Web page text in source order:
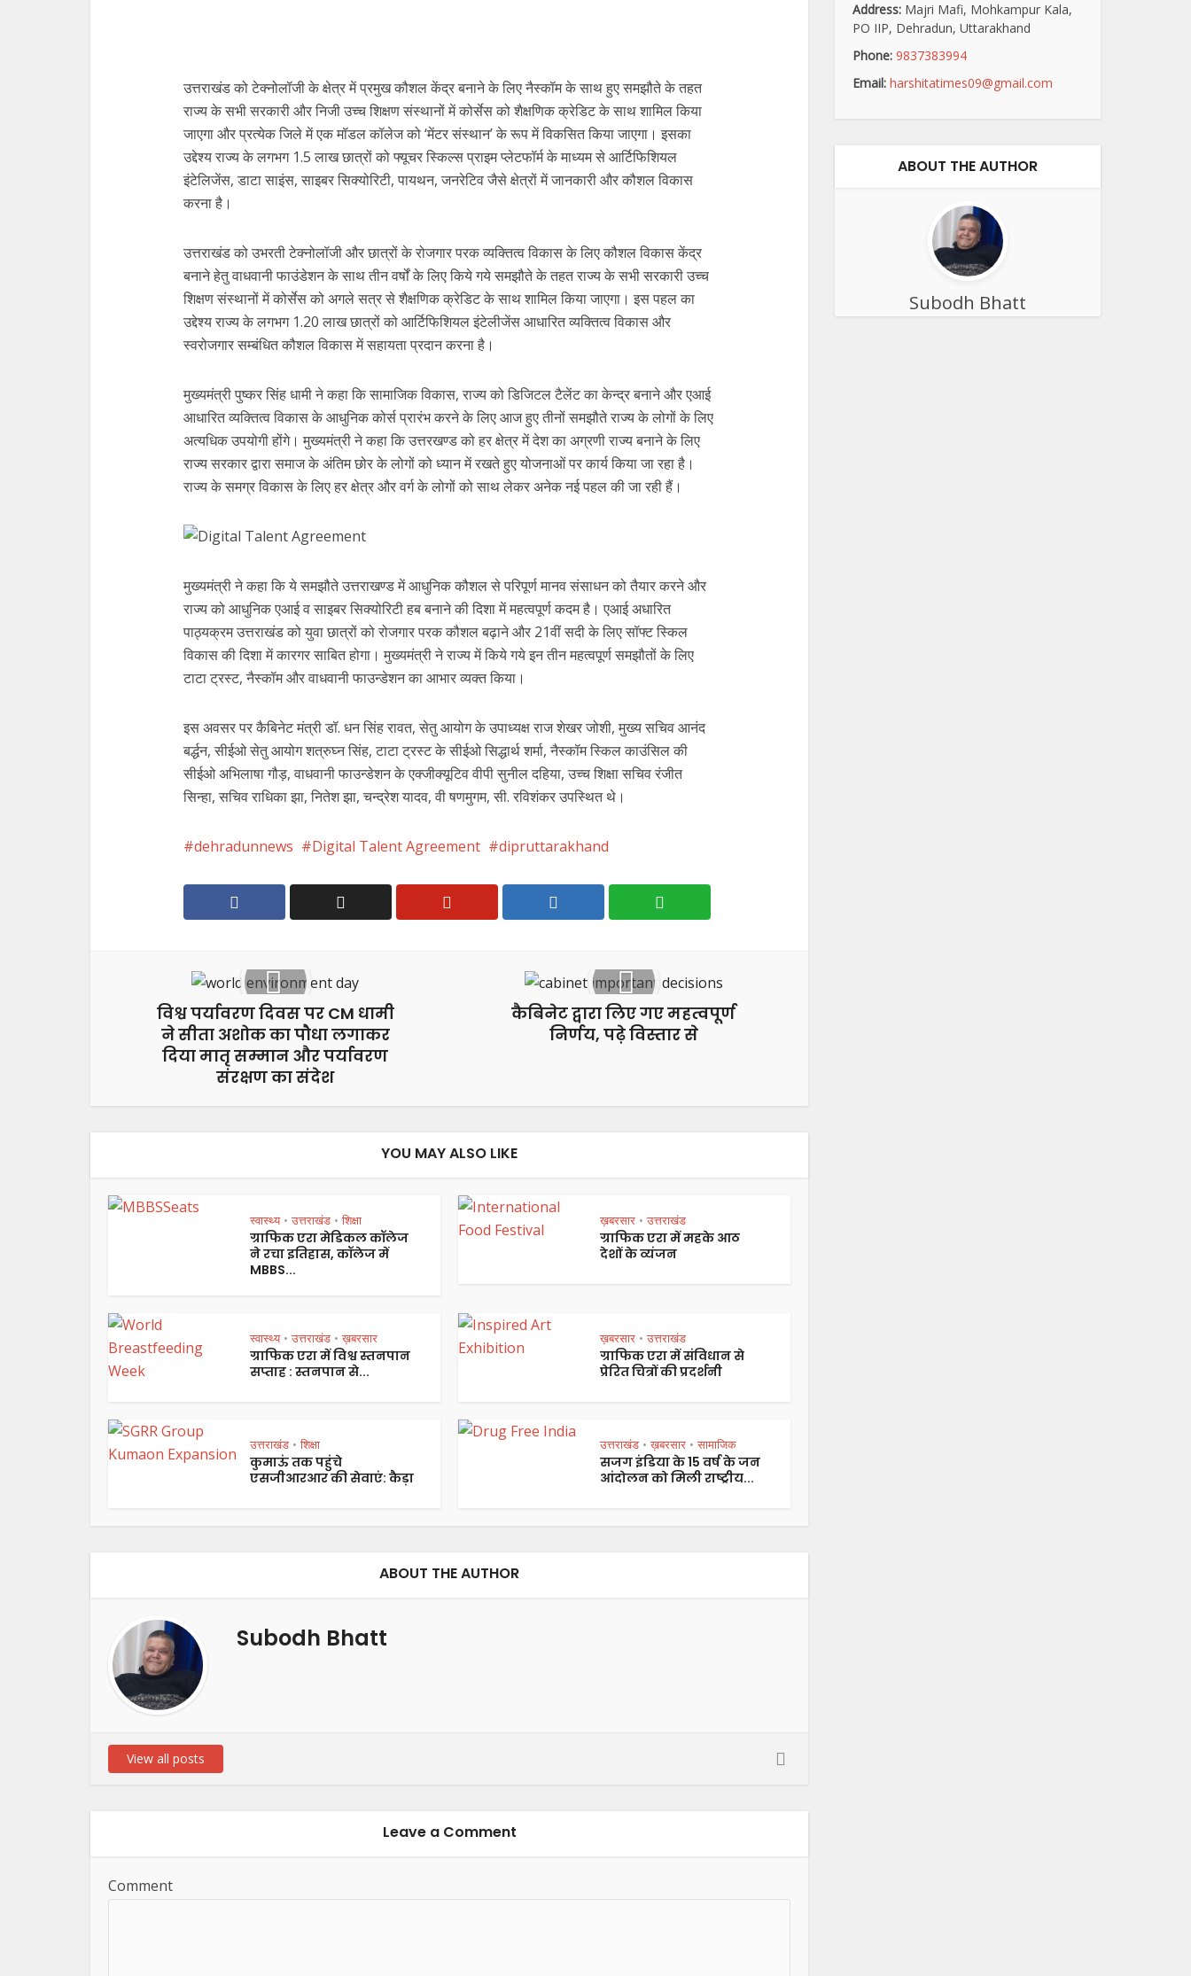
उत्तराखंड को टेक्नोलॉजी के क्षेत्र में प्रमुख कौशल केंद्र बनाने के लिए नैस्कॉम के साथ हुए समझौते के तहत
राज्य के सभी सरकारी और निजी उच्च शिक्षण संस्थानों में कोर्सेस को शैक्षणिक क्रेडिट के साथ शामिल किया
जाएगा और प्रत्येक जिले में एक मॉडल कॉलेज को ‘मेंटर संस्थान’ के रूप में विकसित किया जाएगा। इसका
उद्देश्य राज्य के लगभग 1.5 लाख छात्रों को फ्यूचर स्किल्स प्राइम प्लेटफॉर्म के माध्यम से आर्टिफिशियल
इंटेलिजेंस, डाटा साइंस, साइबर सिक्योरिटी, पायथन, जनरेटिव जैसे क्षेत्रों में जानकारी और कौशल विकास
करना है।
उत्तराखंड को उभरती टेक्नोलॉजी और छात्रों के रोजगार परक व्यक्तित्व विकास के लिए कौशल विकास केंद्र
बनाने हेतु वाधवानी फाउंडेशन के साथ तीन वर्षों के लिए किये गये समझौते के तहत राज्य के सभी सरकारी उच्च
शिक्षण संस्थानों में कोर्सेस को अगले सत्र से शैक्षणिक क्रेडिट के साथ शामिल किया जाएगा। इस पहल का
उद्देश्य राज्य के लगभग 1.20 लाख छात्रों को आर्टिफिशियल इंटेलीजेंस आधारित व्यक्तित्व विकास और
स्वरोजगार सम्बंधित कौशल विकास में सहायता प्रदान करना है।
मुख्यमंत्री पुष्कर सिंह धामी ने कहा कि सामाजिक विकास, राज्य को डिजिटल टैलेंट का केन्द्र बनाने और एआई
आधारित व्यक्तित्व विकास के आधुनिक कोर्स प्रारंभ करने के लिए आज हुए तीनों समझौते राज्य के लोगों के लिए
अत्यधिक उपयोगी होंगे। मुख्यमंत्री ने कहा कि उत्तरखण्ड को हर क्षेत्र में देश का अग्रणी राज्य बनाने के लिए
राज्य सरकार द्वारा समाज के अंतिम छोर के लोगों को ध्यान में रखते हुए योजनाओं पर कार्य किया जा रहा है।
राज्य के समग्र विकास के लिए हर क्षेत्र और वर्ग के लोगों को साथ लेकर अनेक नई पहल की जा रही हैं।
मुख्यमंत्री ने कहा कि ये समझौते उत्तराखण्ड में आधुनिक कौशल से परिपूर्ण मानव संसाधन को तैयार करने और
राज्य को आधुनिक एआई व साइबर सिक्योरिटी हब बनाने की दिशा में महत्वपूर्ण कदम है। एआई अधारित
पाठ्यक्रम उत्तराखंड को युवा छात्रों को रोजगार परक कौशल बढ़ाने और 21वीं सदी के लिए सॉफ्ट स्किल
विकास की दिशा में कारगर साबित होगा। मुख्यमंत्री ने राज्य में किये गये इन तीन महत्वपूर्ण समझौतों के लिए
टाटा ट्रस्ट, नैस्कॉम और वाधवानी फाउन्डेशन का आभार व्यक्त किया।
इस अवसर पर कैबिनेट मंत्री डॉ. धन सिंह रावत, सेतु आयोग के उपाध्यक्ष राज शेखर जोशी, मुख्य सचिव आनंद
बर्द्धन, सीईओ सेतु आयोग शत्रुघ्न सिंह, टाटा ट्रस्ट के सीईओ सिद्धार्थ शर्मा, नैस्कॉम स्किल काउंसिल की
सीईओ अभिलाषा गौड़, वाधवानी फाउन्डेशन के एक्जीक्यूटिव वीपी सुनील दहिया, उच्च शिक्षा सचिव रंजीत
सिन्हा, सचिव राधिका झा, नितेश झा, चन्द्रेश यादव, वी षणमुगम, सी. रविशंकर उपस्थित थे।
dehradunnews Digital Talent Agreement dipruttarakhand
विश्व पर्यावरण दिवस पर CM धामी
ने सीता अशोक का पौधा लगाकर
दिया मातृ सम्मान और पर्यावरण
संरक्षण का संदेश
कैबिनेट द्वारा लिए गए महत्वपूर्ण
निर्णय, पढ़े विस्तार से
YOU MAY ALSO LIKE
स्वास्थ्य • उत्तराखंड • शिक्षा
ग्राफिक एरा मेडिकल कॉलेज
ने रचा इतिहास, कॉलेज में
MBBS...
ख़बरसार • उत्तराखंड
ग्राफिक एरा में महके आठ
देशों के व्यंजन
स्वास्थ्य • उत्तराखंड • ख़बरसार
ग्राफिक एरा में विश्व स्तनपान
सप्ताह : स्तनपान से...
ख़बरसार • उत्तराखंड
ग्राफिक एरा में संविधान से
प्रेरित चित्रों की प्रदर्शनी
उत्तराखंड • शिक्षा
कुमाऊं तक पहुंचे
एसजीआरआर की सेवाएं: कैड़ा
उत्तराखंड • ख़बरसार • सामाजिक
सजग इंडिया के 15 वर्ष के जन
आंदोलन को मिली राष्ट्रीय...
ABOUT THE AUTHOR
Subodh Bhatt
View all posts
Leave a Comment
Comment
Address: Majri Mafi, Mohkampur Kala,
PO IIP, Dehradun, Uttarakhand
Phone: 9837383994
Email: harshitatimes09@gmail.com
ABOUT THE AUTHOR
Subodh Bhatt